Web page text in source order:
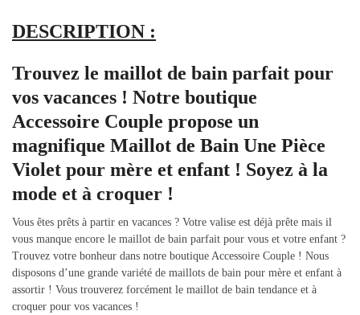
DESCRIPTION :
Trouvez le maillot de bain parfait pour
vos vacances ! Notre boutique
Accessoire Couple propose un
magnifique Maillot de Bain Une Pièce
Violet pour mère et enfant ! Soyez à la
mode et à croquer !
Vous êtes prêts à partir en vacances ? Votre valise est déjà prête mais il
vous manque encore le maillot de bain parfait pour vous et votre enfant ?
Trouvez votre bonheur dans notre boutique Accessoire Couple ! Nous
disposons d’une grande variété de maillots de bain pour mère et enfant à
assortir ! Vous trouverez forcément le maillot de bain tendance et à
croquer pour vos vacances !